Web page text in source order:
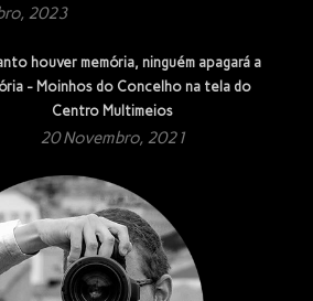
2023
houver memória, ninguém apagará a
- Moinhos do Concelho na tela do
Centro Multimeios
20 Novembro, 2021